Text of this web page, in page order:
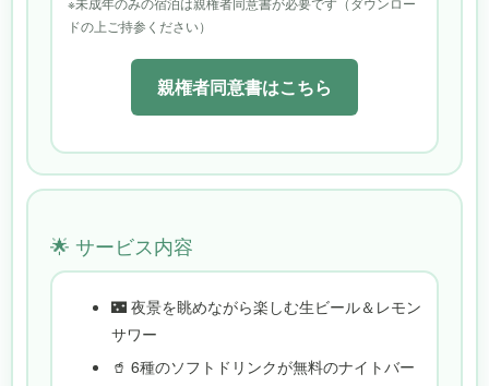
ドの上ご持参ください）
親権者同意書はこちら
🌟 サービス内容
🌃 夜景を眺めながら楽しむ生ビール＆レモン
サワー
🥤 6種のソフトドリンクが無料のナイトバー